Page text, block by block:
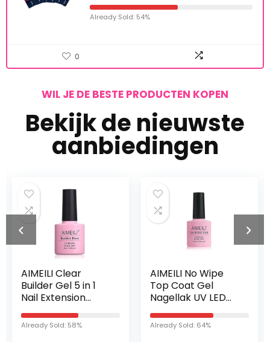
Already Sold: 54%
0
WIL JE DE BESTE PRODUCTEN KOPEN
Bekijk de nieuwste
aanbiedingen
AIMEILI Clear
Builder Gel 5 in 1
Nail Extension
Builder Base Gel
Nagellak UV LED
Gellack Soak Off
Already Sold: 58%
AIMEILI No Wipe
Top Coat Gel
Nagellak UV LED
Gellack Soak Off
Glanzend voor Gel
Nagels Nail Art
Already Sold: 64%